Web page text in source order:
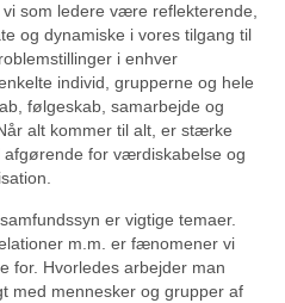
som ledere være reflekterende,
og dynamiske i vores tilgang til
i enhver
individ, grupperne og hele
følgeskab, samarbejde og
alt kommer til alt, er stærke
for værdiskabelse og
er vigtige temaer.
m.m. er fænomener vi
for. Hvorledes arbejder man
med mennesker og grupper af